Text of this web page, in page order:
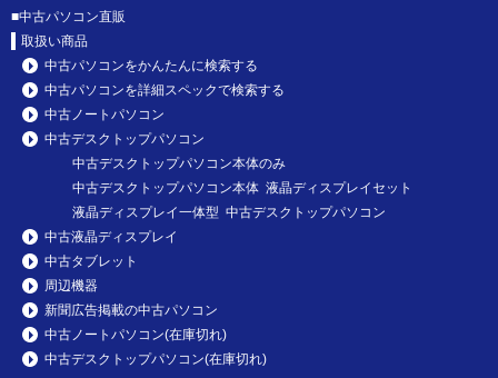
■中古パソコン直販
取扱い商品
中古パソコンをかんたんに検索する
中古パソコンを詳細スペックで検索する
中古ノートパソコン
中古デスクトップパソコン
中古デスクトップパソコン本体のみ
中古デスクトップパソコン本体 液晶ディスプレイセット
液晶ディスプレイ一体型 中古デスクトップパソコン
中古液晶ディスプレイ
中古タブレット
周辺機器
新聞広告掲載の中古パソコン
中古ノートパソコン(在庫切れ)
中古デスクトップパソコン(在庫切れ)